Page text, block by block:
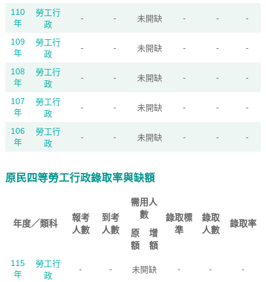
110
年
勞工行
政
- - 未開缺 - - -
109
年
勞工行
政
- - 未開缺 - - -
108
年
勞工行
政
- - 未開缺 - - -
107
年
勞工行
政
- - 未開缺 - - -
106
年
勞工行
政
- - 未開缺 - - -
原民四等勞工行政錄取率與缺額
年度／類科
報考
人數
到考
人數
需用人
數
錄取標
準
錄取
人數
錄取率
原
額
增
額
115
年
勞工行
政
- - 未開缺 - - -